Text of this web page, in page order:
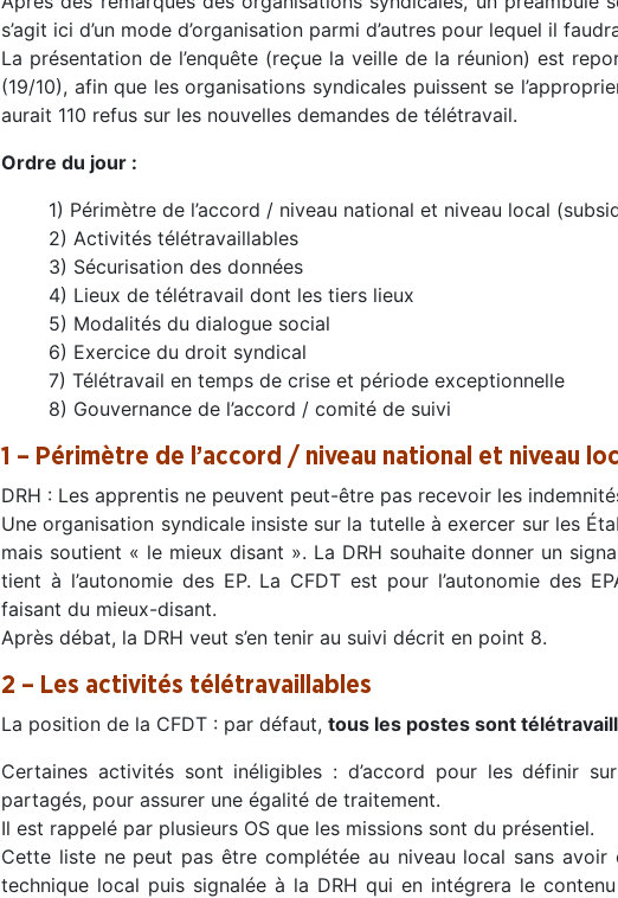
s’agit ici d’un mode d’organisation parmi d’autres pour lequel il
La présentation de l’enquête (reçue la veille de la réunion) est
(19/10), afin que les organisations syndicales puissent se
aurait 110 refus sur les nouvelles demandes de télétravail.
Ordre du jour :
1) Périmètre de l’accord / niveau national et niveau local
2) Activités télétravaillables
3) Sécurisation des données
4) Lieux de télétravail dont les tiers lieux
5) Modalités du dialogue social
6) Exercice du droit syndical
7) Télétravail en temps de crise et période exceptionnelle
8) Gouvernance de l’accord / comité de suivi
1 – Périmètre de l’accord / niveau national et niveau
DRH : Les apprentis ne peuvent peut-être pas recevoir les
Une organisation syndicale insiste sur la tutelle à exercer sur les
mais soutient « le mieux disant ». La DRH souhaite donner un
tient à l’autonomie des EP. La CFDT est pour l’autonomie des
faisant du mieux-disant.
Après débat, la DRH veut s’en tenir au suivi décrit en point 8.
2 – Les activités télétravaillables
La position de la CFDT : par défaut, tous les postes sont
Certaines activités sont inéligibles : d’accord pour les définir
partagés, pour assurer une égalité de traitement.
Il est rappelé par plusieurs OS que les missions sont du présentiel.
Cette liste ne peut pas être complétée au niveau local sans
technique local puis signalée à la DRH qui en intégrera le